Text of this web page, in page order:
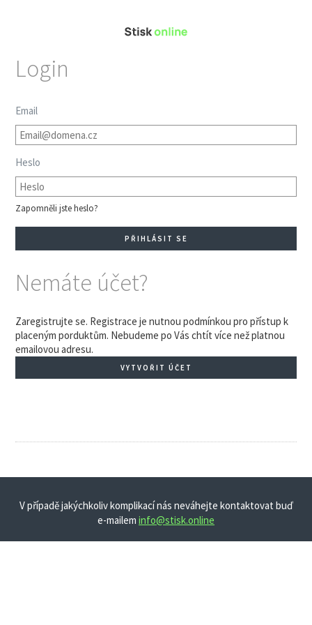
Login
Email
Heslo
Zapomněli jste heslo?
Nemáte účet?
Zaregistrujte se. Registrace je nutnou podmínkou pro přístup k
placeným porduktům. Nebudeme po Vás chtít více než platnou
emailovou adresu.
VYTVOŘIT ÚČET
V případě jakýchkoliv komplikací nás neváhejte kontaktovat buď
e-mailem info@stisk.online